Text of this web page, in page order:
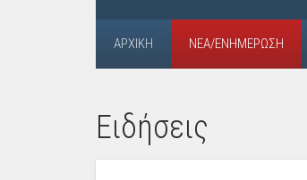
ΑΡΧΙΚΉ ΝΈΑ/ΕΝΗΜΈΡΩΣΗ
Ειδήσεις